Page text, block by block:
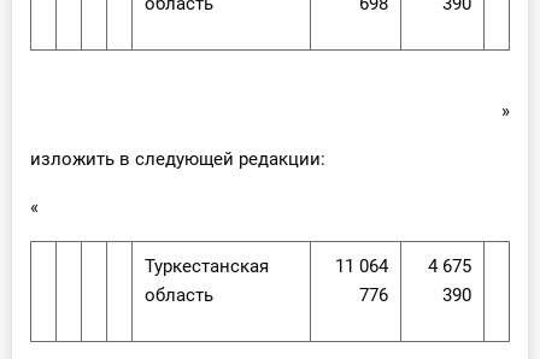
»
изложить в следующей редакции:
«
Туркестанская
область
11 064
776
4 675
390